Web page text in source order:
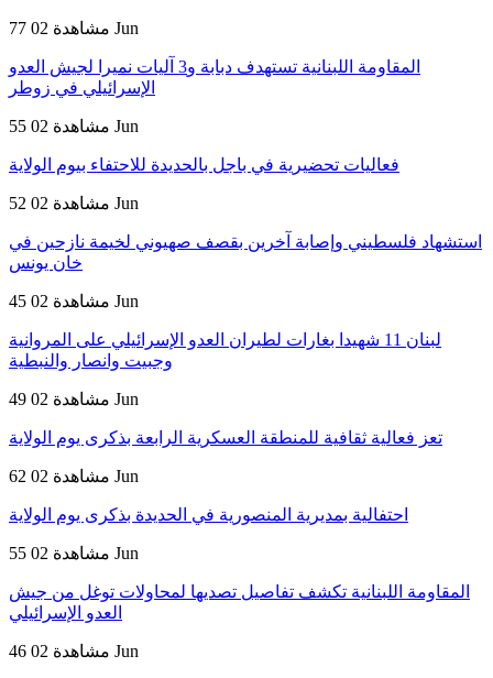
77 مشاهدة 02 Jun
المقاومة اللبنانية تستهدف دبابة و3 آليات نميرا لجيش العدو
الإسرائيلي في زوطر
55 مشاهدة 02 Jun
فعاليات تحضيرية في باجل بالحديدة للاحتفاء بيوم الولاية
52 مشاهدة 02 Jun
استشهاد فلسطيني وإصابة آخرين بقصف صهيوني لخيمة نازحين في
خان يونس
45 مشاهدة 02 Jun
لبنان 11 شهيدا بغارات لطيران العدو الإسرائيلي على المروانية
وجبيت وانصار والنبطية
49 مشاهدة 02 Jun
تعز فعالية ثقافية للمنطقة العسكرية الرابعة بذكرى يوم الولاية
62 مشاهدة 02 Jun
احتفالية بمديرية المنصورية في الحديدة بذكرى يوم الولاية
55 مشاهدة 02 Jun
المقاومة اللبنانية تكشف تفاصيل تصديها لمحاولات توغل من جيش
العدو الإسرائيلي
46 مشاهدة 02 Jun